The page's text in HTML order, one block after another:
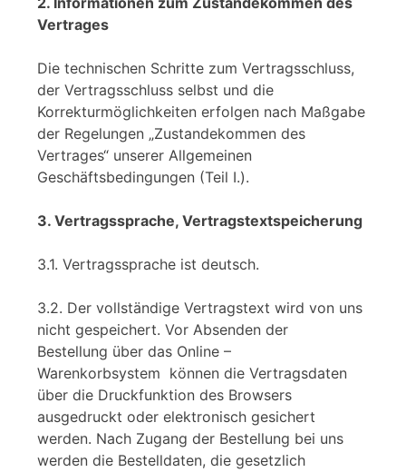
Vertrages
Die technischen Schritte zum Vertragsschluss,
der Vertragsschluss selbst und die
Korrekturmöglichkeiten erfolgen nach Maßgabe
der Regelungen „Zustandekommen des
Vertrages“ unserer Allgemeinen
Geschäftsbedingungen (Teil I.).
3. Vertragssprache, Vertragstextspeicherung
3.1. Vertragssprache ist deutsch.
3.2. Der vollständige Vertragstext wird von uns
nicht gespeichert. Vor Absenden der
Bestellung über das Online –
Warenkorbsystem können die Vertragsdaten
über die Druckfunktion des Browsers
ausgedruckt oder elektronisch gesichert
werden. Nach Zugang der Bestellung bei uns
werden die Bestelldaten, die gesetzlich